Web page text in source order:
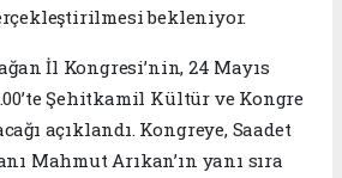
bekleniyor.
İl Kongresi’nin, 24 Mayıs
Şehitkamil Kültür ve Kongre
açıklandı. Kongreye, Saadet
Mahmut Arıkan’ın yanı sıra